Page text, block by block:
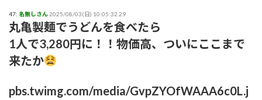
47: 名無しさん2025/08/03(日) 10:05:32.29
丸亀製麺でうどんを食べたら
1人で3,280円に！！物価高、ついにここまで
来たか
pbs.twimg.com/media/GvpZYOfWAAA6c0L.j